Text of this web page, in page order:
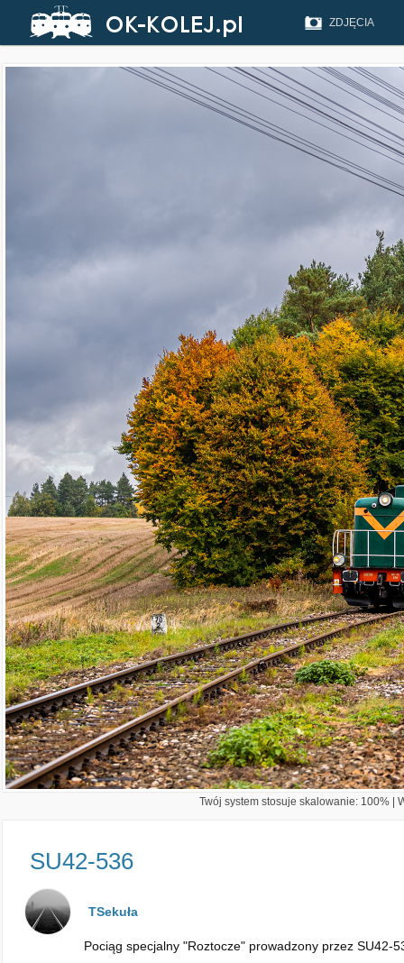
ZDJĘCIA
Twój system stosuje skalowanie: 100% |
SU42-536
TSekuła
Pociąg specjalny "Roztocze" prowadzony przez SU42-